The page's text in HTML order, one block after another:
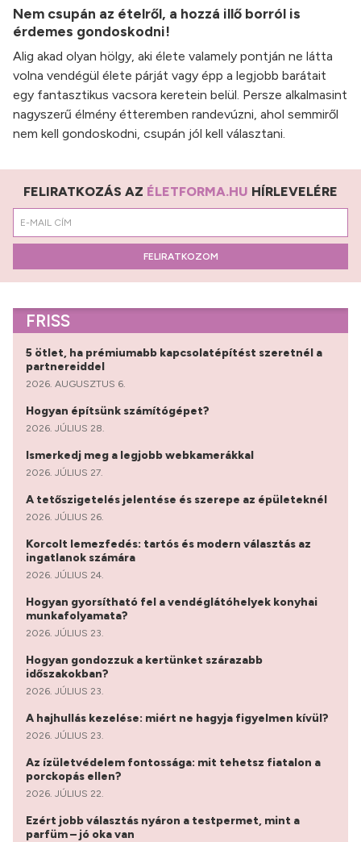
Nem csupán az ételről, a hozzá illő borról is
érdemes gondoskodni!
Alig akad olyan hölgy, aki élete valamely pontján ne látta
volna vendégül élete párját vagy épp a legjobb barátait
egy fantasztikus vacsora keretein belül. Persze alkalmasint
nagyszerű élmény étteremben randevúzni, ahol semmiről
nem kell gondoskodni, csupán jól kell választani.
FELIRATKOZÁS AZ ÉLETFORMA.HU HÍRLEVELÉRE
FELIRATKOZOM
FRISS
5 ötlet, ha prémiumabb kapcsolatépítést szeretnél a
partnereiddel
2026. AUGUSZTUS 6.
Hogyan építsünk számítógépet?
2026. JÚLIUS 28.
Ismerkedj meg a legjobb webkamerákkal
2026. JÚLIUS 27.
A tetőszigetelés jelentése és szerepe az épületeknél
2026. JÚLIUS 26.
Korcolt lemezfedés: tartós és modern választás az
ingatlanok számára
2026. JÚLIUS 24.
Hogyan gyorsítható fel a vendéglátóhelyek konyhai
munkafolyamata?
2026. JÚLIUS 23.
Hogyan gondozzuk a kertünket szárazabb
időszakokban?
2026. JÚLIUS 23.
A hajhullás kezelése: miért ne hagyja figyelmen kívül?
2026. JÚLIUS 23.
Az ízületvédelem fontossága: mit tehetsz fiatalon a
porckopás ellen?
2026. JÚLIUS 22.
Ezért jobb választás nyáron a testpermet, mint a
parfüm – jó oka van